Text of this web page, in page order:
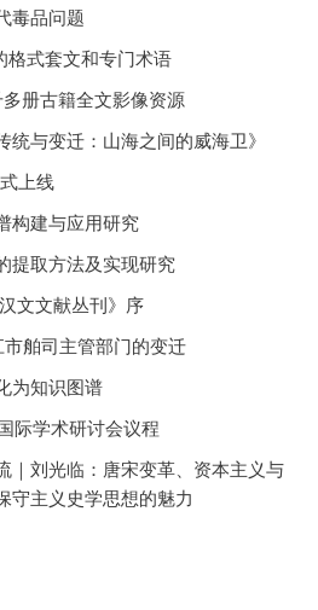
毒品问题
格式套文和专门术语
册古籍全文影像资源
统与变迁：山海之间的威海卫》
上线
构建与应用研究
提取方法及实现研究
文文献丛刊》序
舶司主管部门的变迁
为知识图谱
际学术研讨会议程
｜刘光临：唐宋变革、资本主义与
主义史学思想的魅力